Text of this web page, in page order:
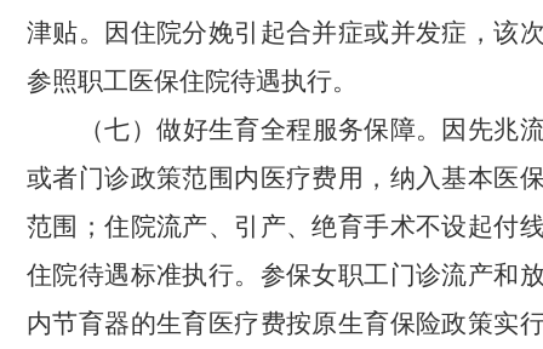
津贴。因住院分娩引起合并症或并发症，该
参照职工医保住院待遇执行。
（七）做好生育全程服务保障。
因先兆
或者门诊政策范围内医疗费用，纳入基本医
范围；住院流产、引产、绝育手术不设起付
住院待遇标准执行。参保女职工门诊流产和
内节育器的生育医疗费按原生育保险政策实